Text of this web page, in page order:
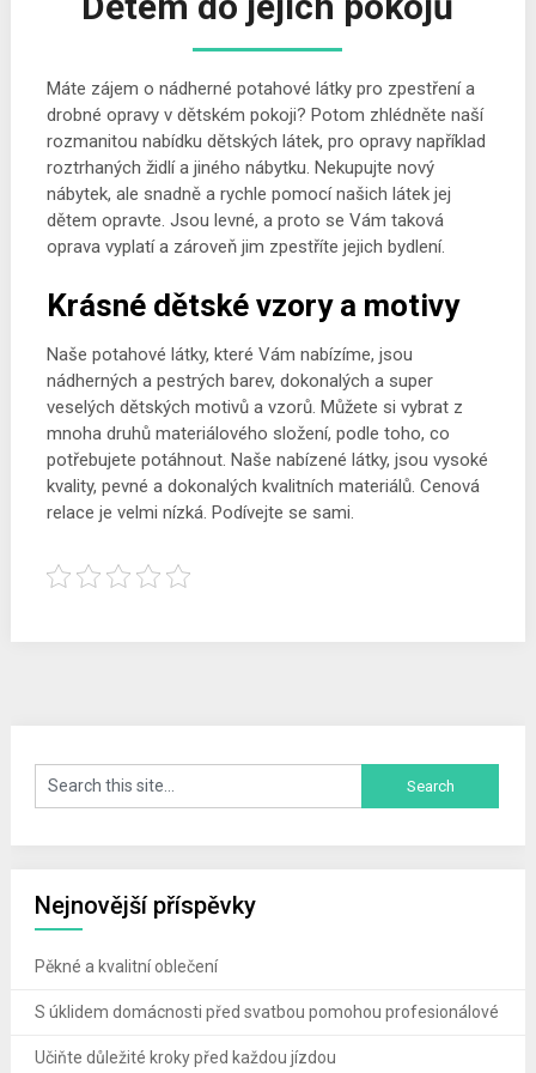
Máte zájem o nádherné potahové látkypro zpestření a
drobné opravy v dětském pokoji? Potom zhlédněte naší
rozmanitou nabídku dětských látek, pro opravy například
roztrhaných židlí a jiného nábytku. Nekupujte nový
nábytek, ale snadně a rychle pomocí našich látek jej
dětem opravte. Jsou levné, a proto se Vám taková
oprava vyplatí a zároveň jim zpestříte jejich bydlení.
Krásné dětské vzory a motivy
Naše potahové látky, které Vám nabízíme, jsou
nádherných a pestrých barev, dokonalých a super
veselých dětských motivů a vzorů. Můžete si vybrat z
mnoha druhů materiálového složení, podle toho, co
potřebujete potáhnout. Naše nabízené látky, jsou vysoké
kvality, pevné a dokonalých kvalitních materiálů. Cenová
relace je velmi nízká. Podívejte se sami.
Nejnovější příspěvky
Pěkné a kvalitní oblečení
S úklidem domácnosti před svatbou pomohou profesionálové
Učiňte důležité kroky před každou jízdou